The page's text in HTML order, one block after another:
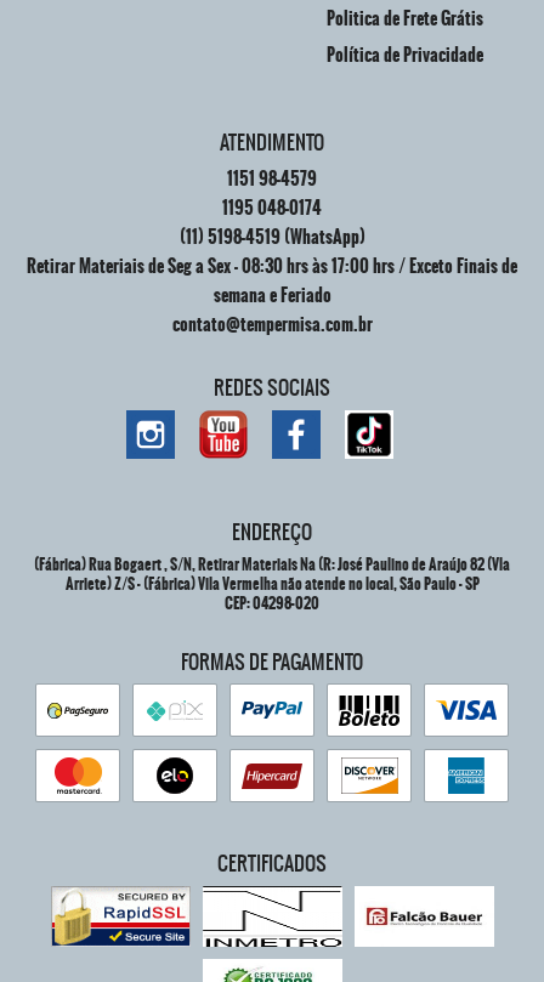
Politica de Frete Grátis
Política de Privacidade
ATENDIMENTO
115198-4579
1195048-0174
(11)5198-4519(WhatsApp)
Retirar Materiais de Seg a Sex - 08:30 hrs às 17:00 hrs / Exceto Finais de
semana e Feriado
contato@tempermisa.com.br
REDES SOCIAIS
ENDEREÇO
(Fábrica) Rua Bogaert , S/N, Retirar Materiais Na (R: José Paulino de Araújo 82 (Vla
Arriete) Z/S-(Fábrica) Vila Vermelha não atende no local, São Paulo-SP
CEP: 04298-020
FORMAS DE PAGAMENTO
CERTIFICADOS